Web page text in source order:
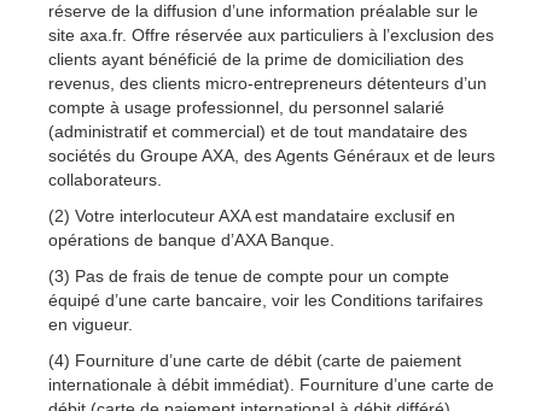
réserve de la diffusion d’une information préalable sur le
site axa.fr. Offre réservée aux particuliers à l’exclusion des
clients ayant bénéficié de la prime de domiciliation des
revenus, des clients micro-entrepreneurs détenteurs d’un
compte à usage professionnel, du personnel salarié
(administratif et commercial) et de tout mandataire des
sociétés du Groupe AXA, des Agents Généraux et de leurs
collaborateurs.
(2) Votre interlocuteur AXA est mandataire exclusif en
opérations de banque d’AXA Banque.
(3) Pas de frais de tenue de compte pour un compte
équipé d’une carte bancaire, voir les Conditions tarifaires
en vigueur.
(4) Fourniture d’une carte de débit (carte de paiement
internationale à débit immédiat). Fourniture d’une carte de